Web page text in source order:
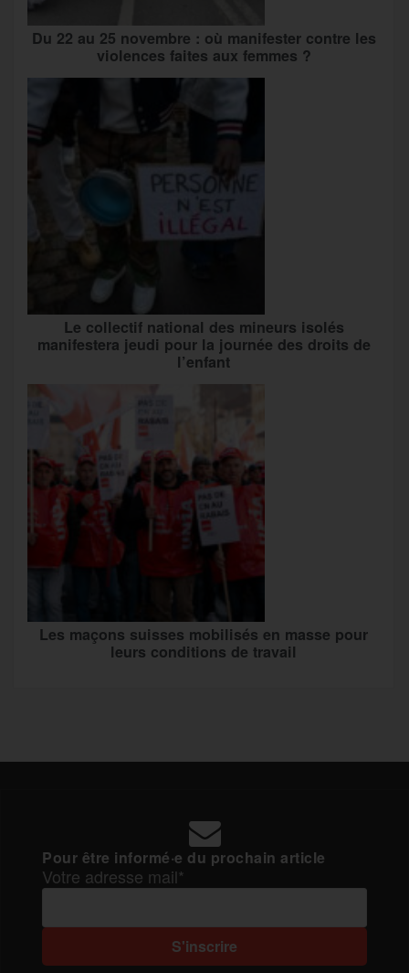
Du 22 au 25 novembre : où manifester contre les
violences faites aux femmes ?
Le collectif national des mineurs isolés
manifestera jeudi pour la journée des droits de
l’enfant
Les maçons suisses mobilisés en masse pour
leurs conditions de travail
Pour être informé·e du prochain article
Votre adresse mail*